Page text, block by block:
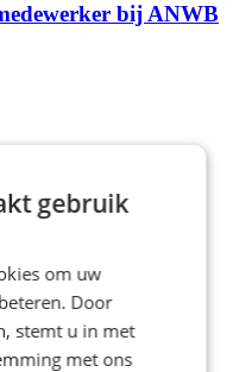
bij ANWB
bij
gebruik
om uw
Door
stemt u in met
met ons